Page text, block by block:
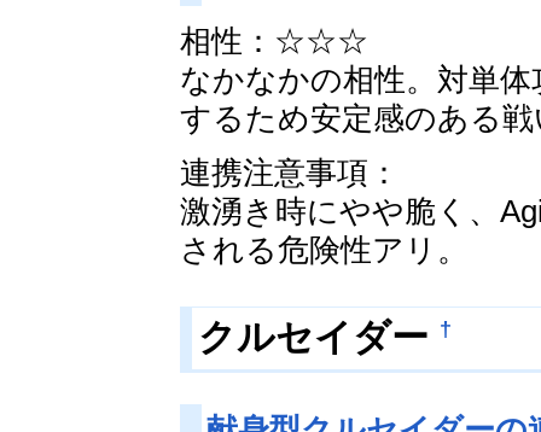
相性：☆☆☆
なかなかの相性。対単
するため安定感のある
連携注意事項：
激湧き時にやや脆く、
される危険性アリ。
クルセイダー †